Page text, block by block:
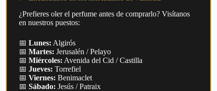
¿Prefieres oler el perfume antes de comprarlo? Visítanos
en nuestros puestos:
📅 Lunes: Algirós
📅 Martes: Jerusalén / Pelayo
📅 Miércoles: Avenida del Cid / Castilla
📅 Jueves: Torrefiel
📅 Viernes: Benimaclet
📅 Sábado: Jesús / Patraix